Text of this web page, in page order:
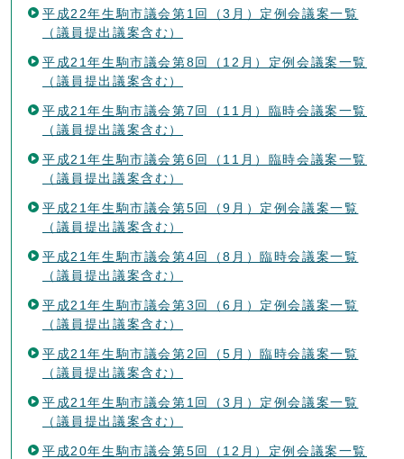
平成22年生駒市議会第1回（3月）定例会議案一覧
（議員提出議案含む）
平成21年生駒市議会第8回（12月）定例会議案一覧
（議員提出議案含む）
平成21年生駒市議会第7回（11月）臨時会議案一覧
（議員提出議案含む）
平成21年生駒市議会第6回（11月）臨時会議案一覧
（議員提出議案含む）
平成21年生駒市議会第5回（9月）定例会議案一覧
（議員提出議案含む）
平成21年生駒市議会第4回（8月）臨時会議案一覧
（議員提出議案含む）
平成21年生駒市議会第3回（6月）定例会議案一覧
（議員提出議案含む）
平成21年生駒市議会第2回（5月）臨時会議案一覧
（議員提出議案含む）
平成21年生駒市議会第1回（3月）定例会議案一覧
（議員提出議案含む）
平成20年生駒市議会第5回（12月）定例会議案一覧